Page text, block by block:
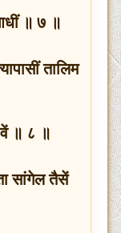
॥ ७ ॥
तालिम
॥ ८ ॥
सांगेल तैसें